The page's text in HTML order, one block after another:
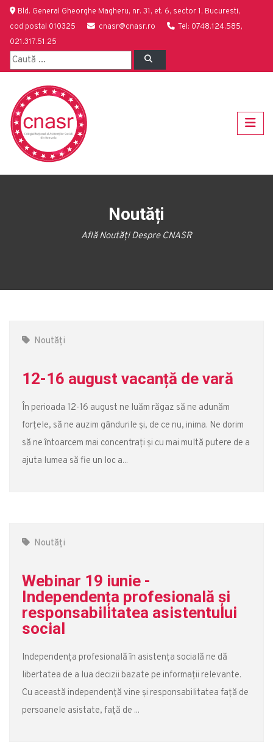
Bld. General Gheorghe Magheru, nr. 31, et. 6, sector 1, Bucuresti,
cod postal 010325
cnasr@cnasr.ro
Tel: 0748.124.585,
021.317.51.25
Noutăți
Află Noutăți Despre CNASR
Noutăți
12-16 august vacanță de vară
În perioada 12-16 august ne luăm răgaz să ne adunăm
forțele, să ne auzim gândurile și, de ce nu, inima. Ne dorim
să ne întoarcem mai concentrați și cu mai multă putere de a
ajuta lumea să fie un loc a...
Noutăți
Webinar 19 iunie -
Independența profesională și
responsabilitatea asistentului
social
Independența profesională în asistența socială ne dă
libertatea de a lua decizii bazate pe informații relevante.
Cu această independență vine și responsabilitatea față de
persoanele asistate, față de ...